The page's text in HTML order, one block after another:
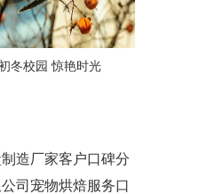
冬校园 惊艳时光
造厂家客户口碑分
司宠物烘焙服务口